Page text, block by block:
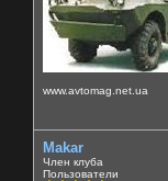
www.avtomag.net.ua
Makar
Член клуба
Пользователи